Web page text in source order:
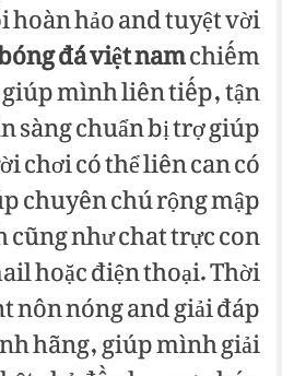
hảo and tuyệt vời
đá việt namchiếm
mình liên tiếp, tận
chuẩn bị trợ giúp
có thể liên can có
chuyên chú rộng mập
như chat trực con
hoặc điện thoại. Thời
nóng and giải đáp
hãng, giúp mình giải